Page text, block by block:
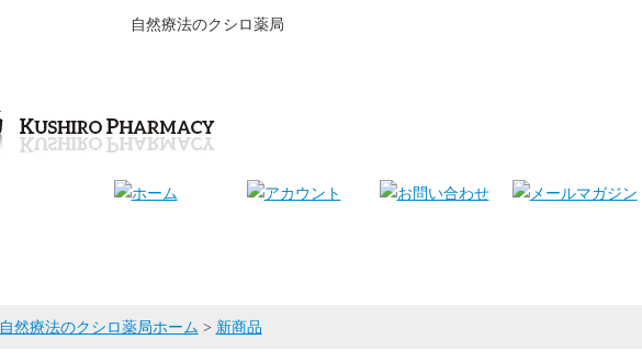
自然療法のクシロ薬局
自然療法のクシロ薬局ホーム > 新商品